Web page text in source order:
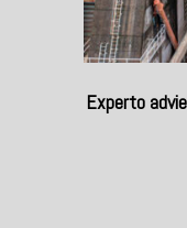
Experto